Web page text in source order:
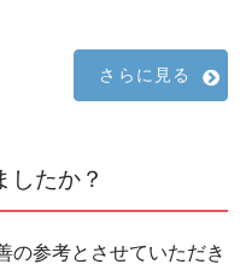
さらに見る
したか？
の参考とさせていただき